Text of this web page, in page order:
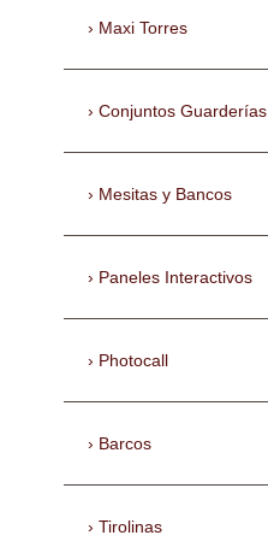
Maxi Torres
Conjuntos Guarderías
Mesitas y Bancos
Paneles Interactivos
Photocall
Barcos
Tirolinas